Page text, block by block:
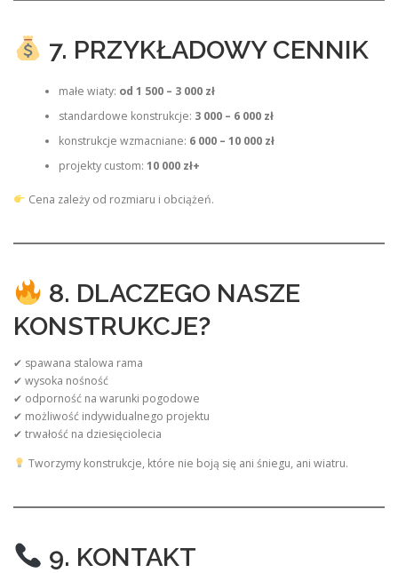
7. PRZYKŁADOWY CENNIK
małe wiaty: od 1 500 – 3 000 zł
standardowe konstrukcje: 3 000 – 6 000 zł
konstrukcje wzmacniane: 6 000 – 10 000 zł
projekty custom: 10 000 zł+
Cena zależy od rozmiaru i obciążeń.
8. DLACZEGO NASZE
KONSTRUKCJE?
✔ spawana stalowa rama
✔ wysoka nośność
✔ odporność na warunki pogodowe
✔ możliwość indywidualnego projektu
✔ trwałość na dziesięciolecia
Tworzymy konstrukcje, które nie boją się ani śniegu, ani wiatru.
9. KONTAKT